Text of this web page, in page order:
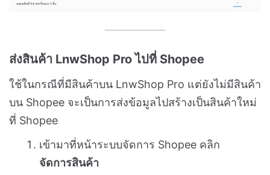
ส่งสินค้า LnwShop Pro ไปที่ Shopee
ใช้ในกรณีที่มีสินค้าบน LnwShop Pro แต่ยังไม่มีสินค้า
บน Shopee จะเป็นการส่งข้อมูลไปสร้างเป็นสินค้าใหม่
ที่ Shopee
เข้ามาที่หน้าระบบจัดการ Shopee คลิก
จัดการสินค้า